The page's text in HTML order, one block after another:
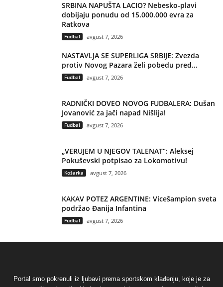
SRBINA NAPUŠTA LACIO? Nebesko-plavi
dobijaju ponudu od 15.000.000 evra za
Ratkova
Fudbal avgust 7, 2026
NASTAVLJA SE SUPERLIGA SRBIJE: Zvezda
protiv Novog Pazara želi pobedu pred...
Fudbal avgust 7, 2026
RADNIČKI DOVEO NOVOG FUDBALERA: Dušan
Jovanović za jači napad Nišlija!
Fudbal avgust 7, 2026
„VERUJEM U NJEGOV TALENAT“: Aleksej
Pokuševski potpisao za Lokomotivu!
Košarka avgust 7, 2026
KAKAV POTEZ ARGENTINE: Vicešampion sveta
podržao Đanija Infantina
Fudbal avgust 7, 2026
Portal smo pokrenuli iz ljubavi prema sportskom klađenju, koje je za